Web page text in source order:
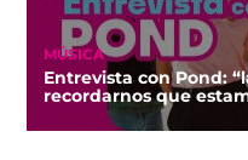
MÚSICA
Entrevista con Pond:
recordarnos que